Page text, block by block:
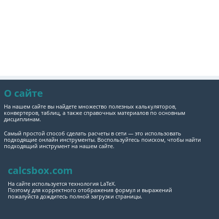
О сайте
На нашем сайте вы найдете множество полезных калькуляторов,
конвертеров, таблиц, а также справочных материалов по основным
дисциплинам.
Самый простой способ сделать расчеты в сети — это использовать
подходящие онлайн инструменты. Воспользуйтесь поиском, чтобы найти
подходящий инструмент на нашем сайте.
calcsbox.com
На сайте используется технология LaTeX.
Поэтому для корректного отображения формул и выражений
пожалуйста дождитесь полной загрузки страницы.